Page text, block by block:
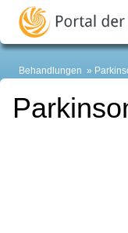
Behandlungen